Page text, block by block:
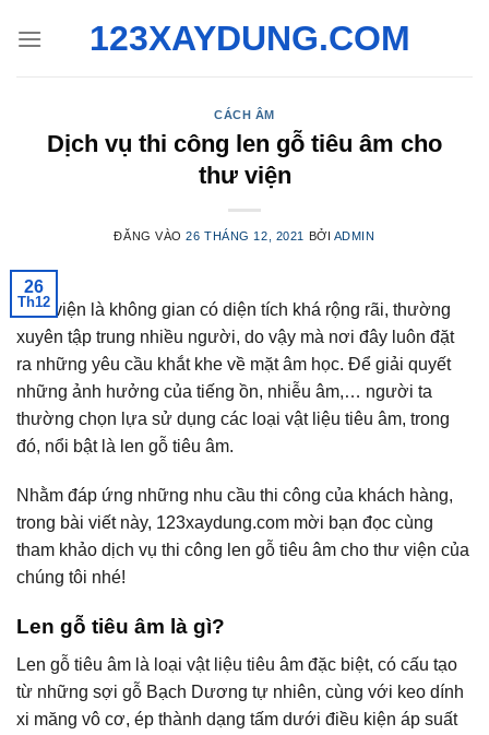
qua
123XAYDUNG.COM
CÁCH ÂM
Dịch vụ thi công len gỗ tiêu âm cho
thư viện
ĐĂNG VÀO26 THÁNG 12, 2021 BỞI ADMIN
26
Th12
Thư viện là không gian có diện tích khá rộng rãi, thường
xuyên tập trung nhiều người, do vậy mà nơi đây luôn đặt
ra những yêu cầu khắt khe về mặt âm học. Để giải quyết
những ảnh hưởng của tiếng ồn, nhiễu âm,… người ta
thường chọn lựa sử dụng các loại vật liệu tiêu âm, trong
đó, nổi bật là len gỗ tiêu âm.
Nhằm đáp ứng những nhu cầu thi công của khách hàng,
trong bài viết này, 123xaydung.com mời bạn đọc cùng
tham khảo dịch vụ thi công len gỗ tiêu âm cho thư viện của
chúng tôi nhé!
Len gỗ tiêu âm là gì?
Len gỗ tiêu âm là loại vật liệu tiêu âm đặc biệt, có cấu tạo
từ những sợi gỗ Bạch Dương tự nhiên, cùng với keo dính
xi măng vô cơ, ép thành dạng tấm dưới điều kiện áp suất